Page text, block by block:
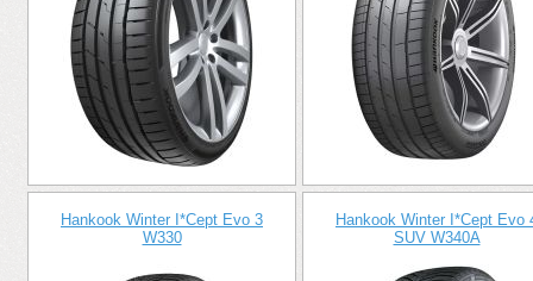
Hankook Winter I*Cept Evo 3
W330
Hankook Winter I*Cept Evo
SUV W340A